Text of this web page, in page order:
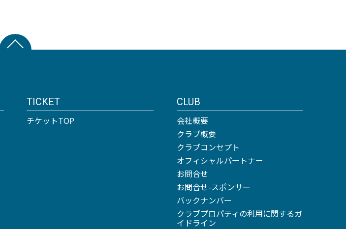
TICKET
チケットTOP
CLUB
会社概要
クラブ概要
クラブコンセプト
オフィシャルパートナー
お問合せ
お問合せ-スポンサー
バックナンバー
クラブプロパティの利用に関するガ
イドライン